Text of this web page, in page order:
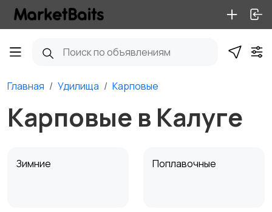
Главная Удилища Карповые
Карповые в Калуге
Зимние Поплавочные